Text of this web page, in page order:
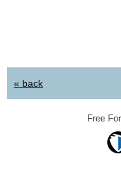
« back
Free